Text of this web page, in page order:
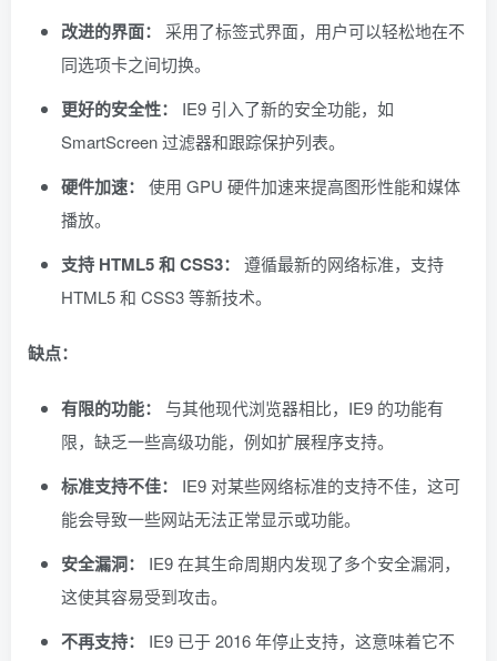
改进的界面：
采用了标签式界面，用户可以轻松地在不
同选项卡之间切换。
更好的安全性：
IE9 引入了新的安全功能，如
SmartScreen 过滤器和跟踪保护列表。
硬件加速：
使用 GPU 硬件加速来提高图形性能和媒体
播放。
支持 HTML5 和 CSS3：
遵循最新的网络标准，支持
HTML5 和 CSS3 等新技术。
缺点：
有限的功能：
与其他现代浏览器相比，IE9 的功能有
限，缺乏一些高级功能，例如扩展程序支持。
标准支持不佳：
IE9 对某些网络标准的支持不佳，这可
能会导致一些网站无法正常显示或功能。
安全漏洞：
IE9 在其生命周期内发现了多个安全漏洞，
这使其容易受到攻击。
不再支持：
IE9 已于 2016 年停止支持，这意味着它不